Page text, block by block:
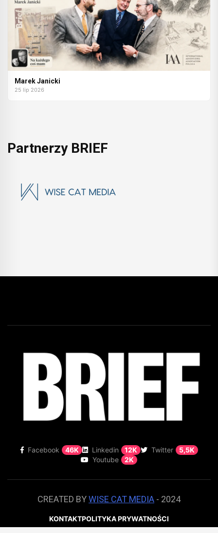
Marek Janicki
25 lip 2026
Partnerzy BRIEF
Facebook 46K Linkedin 12K Twitter
5,5K
Youtube
2K
CREATED BYWISE CAT MEDIA - 2024
KONTAKTPOLITYKA PRYWATNOŚCI